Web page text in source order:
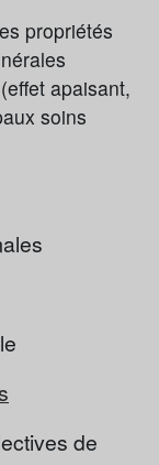
propriétés
apaisant,
soins
de